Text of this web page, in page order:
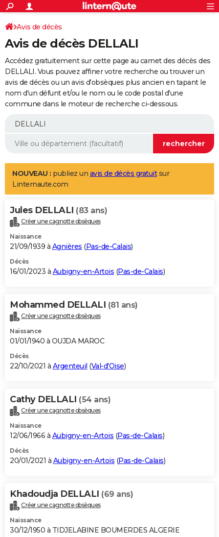
ACTUALITÉS
Politique
Société
Faits Divers
Education
Monde
Villes
+
SPORT
Coupe du monde 2026
Football
Tennis
Cyclisme
Rugby
Forum
Programme TV
TNT
Streaming
Cinéma
Sorties cinéma
Musique
+
FINANCE
Retraite
Epargne
Immobilier
Risques naturels par ville
Banque
Assurance
AUTO
Essais
Réserver un essai
Citadines
Berlines
SUV
Forum auto
+
Mobiles
Meilleur smartphone
Internet
Ordinateurs
Jeux vidéo
Guide high-tech
Aménagement intérieur
LIFESTYLE
Art de vivre
Bien-être
Loisirs
Mode
Modes de vie
Alimentation
Guide de la santé
Maladies
Médicaments
Sommeil
VOYAGE
Destinations
City break
Voyage nature
Voyage de noces
Forum
Climat
+PHOTO
GUIDES D'ACHAT
BONS PLANS
Carte de Noël
Carte Bonne année
Carte Saint-Valentin
Carte Pâques
Carte d'anniversaire
DICTIONNAIRE
Dictionnaire
Biographies
Citations
Expressions
Proverbes
PROGRAMME TV
S'inscrire
Se connecter
Lycées
Collèges
Primaires
Universités
Entreprises
Service militaire
Avis de recherche
AVIS DE DÉCÈS
Bricolage
Lifestyle
Culture
Sport
Auto
Television
Voyage
Cinema
Avis de décès
Avis de décès DELLALI
Accédez gratuitement sur cette page au carnet des décès des
DELLALI. Vous pouvez affiner votre recherche ou trouver un
avis de décès ou un avis d'obsèques plus ancien en tapant le
nom d'un défunt et/ou le nom ou le code postal d'une
commune dans le moteur de recherche ci-dessous.
NOUVEAU : publiez un avis de décès gratuitsur
Linternaute.com
Jules DELLALI (83 ans)
Créer une cagnotte obsèques
Naissance
21/09/1939 à Agnières (Pas-de-Calais)
Décès
16/01/2023 à Aubigny-en-Artois (Pas-de-Calais)
Mohammed DELLALI (81 ans)
Créer une cagnotte obsèques
Naissance
01/01/1940 à OUJDA MAROC
Décès
22/10/2021 à Argenteuil (Val-d'Oise)
Cathy DELLALI (54 ans)
Créer une cagnotte obsèques
Naissance
12/06/1966 à Aubigny-en-Artois (Pas-de-Calais)
Décès
20/01/2021 à Aubigny-en-Artois (Pas-de-Calais)
Khadoudja DELLALI (69 ans)
Créer une cagnotte obsèques
Naissance
30/12/1950 à TIDJELABINE BOUMERDES ALGERIE